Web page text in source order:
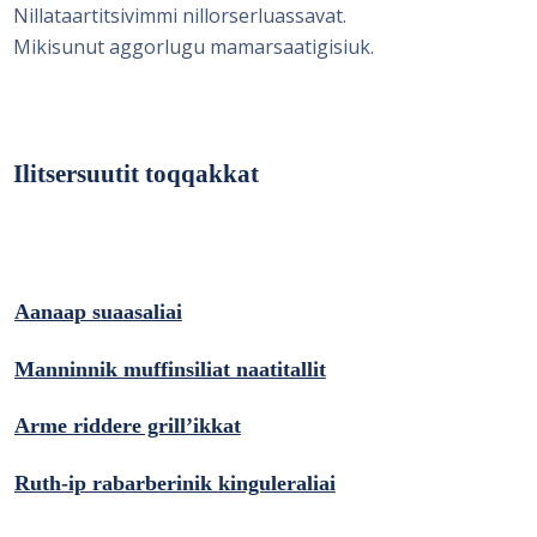
Nillataartitsivimmi nillorserluassavat.
Mikisunut aggorlugu mamarsaatigisiuk.
Ilitsersuutit toqqakkat
Aanaap suaasaliai
Manninnik muffinsiliat naatitallit
Arme riddere grill’ikkat
Ruth-ip rabarberinik kinguleraliai